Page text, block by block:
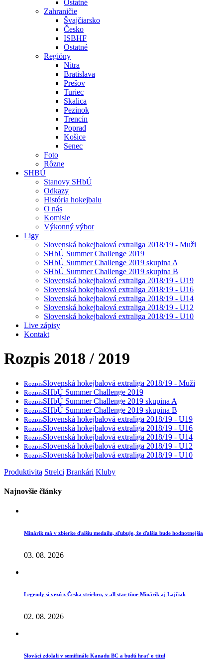
Ostatné
Zahraničie
Švajčiarsko
Česko
ISBHF
Ostatné
Regióny
Nitra
Bratislava
Prešov
Turiec
Skalica
Pezinok
Trencín
Poprad
Košice
Senec
Foto
Rôzne
SHBÚ
Stanovy SHbÚ
Odkazy
História hokejbalu
O nás
Komisie
Výkonný výbor
Ligy
Slovenská hokejbalová extraliga 2018/19 - Muži
SHbÚ Summer Challenge 2019
SHbÚ Summer Challenge 2019 skupina A
SHbÚ Summer Challenge 2019 skupina B
Slovenská hokejbalová extraliga 2018/19 - U19
Slovenská hokejbalová extraliga 2018/19 - U16
Slovenská hokejbalová extraliga 2018/19 - U14
Slovenská hokejbalová extraliga 2018/19 - U12
Slovenská hokejbalová extraliga 2018/19 - U10
Live zápisy
Kontakt
Rozpis 2018 / 2019
RozpisSlovenská hokejbalová extraliga 2018/19 - Muži
RozpisSHbÚ Summer Challenge 2019
RozpisSHbÚ Summer Challenge 2019 skupina A
RozpisSHbÚ Summer Challenge 2019 skupina B
RozpisSlovenská hokejbalová extraliga 2018/19 - U19
RozpisSlovenská hokejbalová extraliga 2018/19 - U16
RozpisSlovenská hokejbalová extraliga 2018/19 - U14
RozpisSlovenská hokejbalová extraliga 2018/19 - U12
RozpisSlovenská hokejbalová extraliga 2018/19 - U10
Produktivita Strelci Brankári Kluby
Najnovšie články
Minárik má v zbierke ďalšiu medailu, sľubuje, že ďalšia bude hodnotnejšia
03. 08. 2026
Legendy si vezú z Česka striebro, v all star tíme Minárik aj Lajčiak
02. 08. 2026
Slováci zdolali v semifinále Kanadu BC a budú hrať o titul